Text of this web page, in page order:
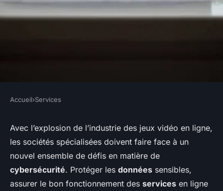
Quelle solution de
cybersécurité choisir pour une
entreprise de jeux vidéo en
ligne?
Accueil›Services
Avec l’explosion de l’industrie des jeux vidéo en ligne,
les sociétés spécialisées doivent faire face à un
nouvel ensemble de défis en matière de
cybersécurité. Protéger les données sensibles,
assurer le bon fonctionnement des services en ligne